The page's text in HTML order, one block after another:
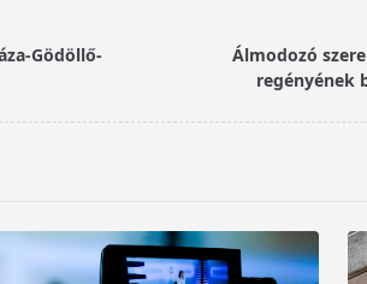
Gödöllő-
Álmodozó
regényének